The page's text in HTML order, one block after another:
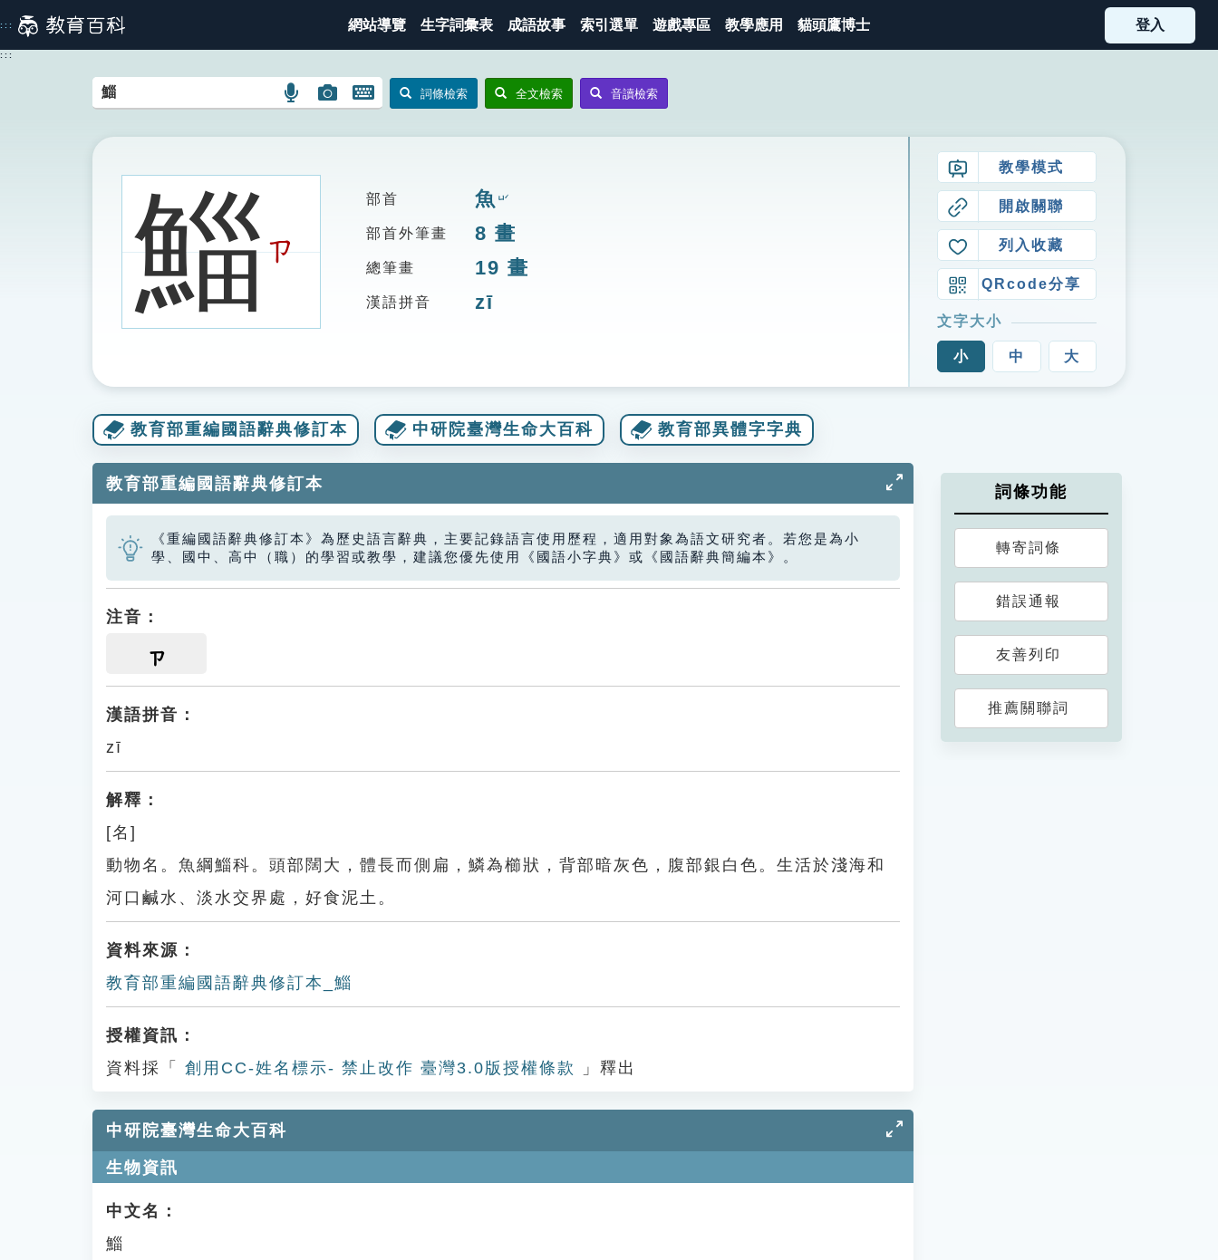
到
主
::: 網站導覽 生字詞彙表 成語故事 索引選單 遊戲專區 教學應用 貓頭鷹博士 登入
:::
語
搜
圖
圖
搜
開
鍵
示
詞條檢索 全文檢索 音讀檢索
鯔ㄗ
部首 魚 ㄩˊ
部首外筆畫 8 畫
總筆畫 19 畫
漢語拼音 zī
教學模式
開啟關聯
列入收藏
QRcode分享
文字大小
小 中 大
教育部重編國語辭典修訂本 中研院臺灣生命大百科 教育部異體字字典
教育部重編國語辭典修訂本
《重編國語辭典修訂本》為歷史語言辭典，主要記錄語言使用歷程，適用對象為語文研究者。若您是為小
學、國中、高中（職）的學習或教學，建議您優先使用《國語小字典》或《國語辭典簡編本》。
注音：
ㄗ
漢語拼音：
zī
解釋：
[名]
動物名。魚綱鯔科。頭部闊大，體長而側扁，鱗為櫛狀，背部暗灰色，腹部銀白色。生活於淺海和
河口鹹水、淡水交界處，好食泥土。
資料來源：
教育部重編國語辭典修訂本_鯔
授權資訊：
資料採「
創用CC-姓名標示- 禁止改作 臺灣3.0版授權條款 」釋出
中研院臺灣生命大百科
生物資訊
中文名：
鯔
詞條功能
轉寄詞條
錯誤通報
友善列印
推薦關聯詞